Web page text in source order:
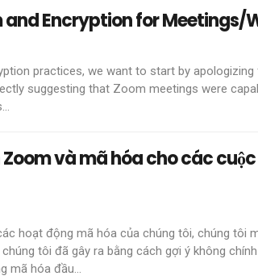
and Encryption for Meetings/
practices, we want to start by apologizing
suggesting that Zoom meetings were
…
và mã hóa cho các cuộc
hoạt động mã hóa của chúng tôi, chúng tôi
tôi đã gây ra bằng cách gợi ý không
mã hóa đầu…